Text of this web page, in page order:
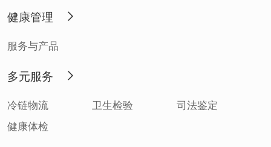
健康管理
服务与产品
多元服务
冷链物流 卫生检验
司法鉴定
健康体检